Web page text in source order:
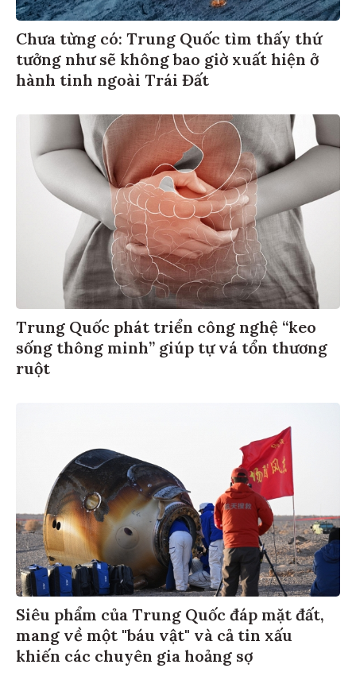
Chưa từng có: Trung Quốc tìm thấy thứ
tưởng như sẽ không bao giờ xuất hiện ở
hành tinh ngoài Trái Đất
Trung Quốc phát triển công nghệ “keo
sống thông minh” giúp tự vá tổn thương
ruột
Siêu phẩm của Trung Quốc đáp mặt đất,
mang về một "báu vật" và cả tin xấu
khiến các chuyên gia hoảng sợ